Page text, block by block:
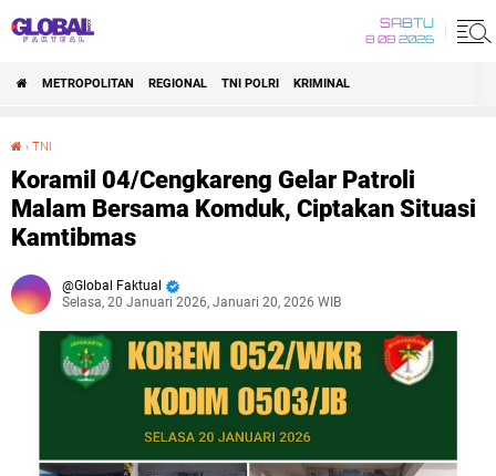
SABTU
8 08 2026
METROPOLITAN REGIONAL TNI POLRI KRIMINAL
› TNI
Koramil 04/Cengkareng Gelar Patroli
Malam Bersama Komduk, Ciptakan Situasi
Kamtibmas
Global Faktual
Selasa, 20 Januari 2026, Januari 20, 2026 WIB